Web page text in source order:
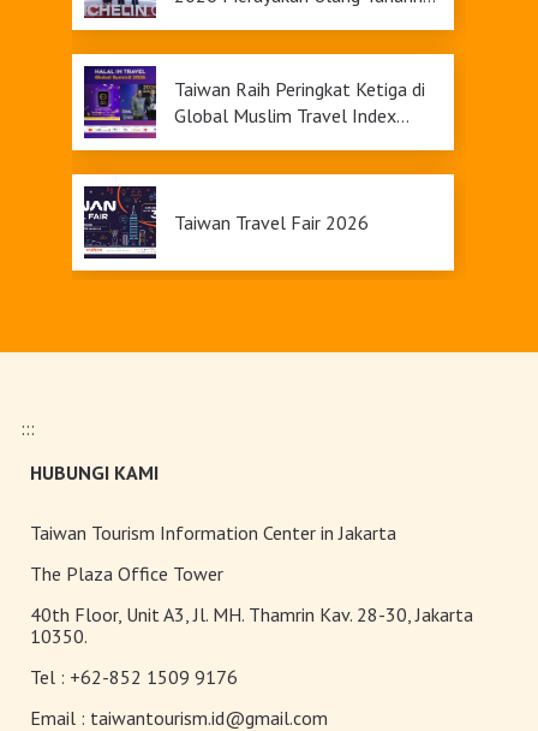
Taiwan Raih Peringkat Ketiga di
Global Muslim Travel Index
Taiwan Travel Fair 2026
Tersedia
dengan Keindahan yang Mekar
Terangi Musim Semi Anda:
Tampil Memukau di Chiayi
Toserba Wisatawan” kini hadir di
7.200 kios ibon 7-ELEVEN di
:::
HUBUNGI KAMI
Taiwan Tourism Information Center in Jakarta
The Plaza Office Tower
40th Floor, Unit A3, Jl. MH. Thamrin Kav. 28-30, Jakarta
10350.
Tel : +62-852 1509 9176
Email : taiwantourism.id@gmail.com